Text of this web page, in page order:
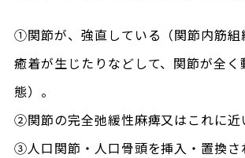
①関節が、強直している（関節内筋組
癒着が生じたりなどして、関節が全
態）。
②関節の完全弛緩性麻痺又はこれに近
③人口関節・人口骨頭を挿入・置換さ